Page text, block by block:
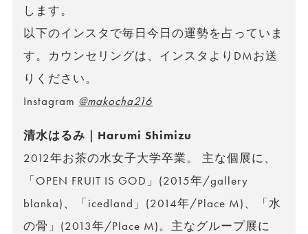
します。
以下のインスタで毎日今日の運勢を占っていま
す。カウンセリングは、インスタよりDMお送
りください。
Instagram @makocha216
清水はるみ｜Harumi Shimizu
2012年お茶の水女子大学卒業。 主な個展に、
「OPEN FRUIT IS GOD」(2015年/gallery
blanka)、「icedland」(2014年/Place M)、「水
の骨」(2013年/Place M)。主なグループ展に